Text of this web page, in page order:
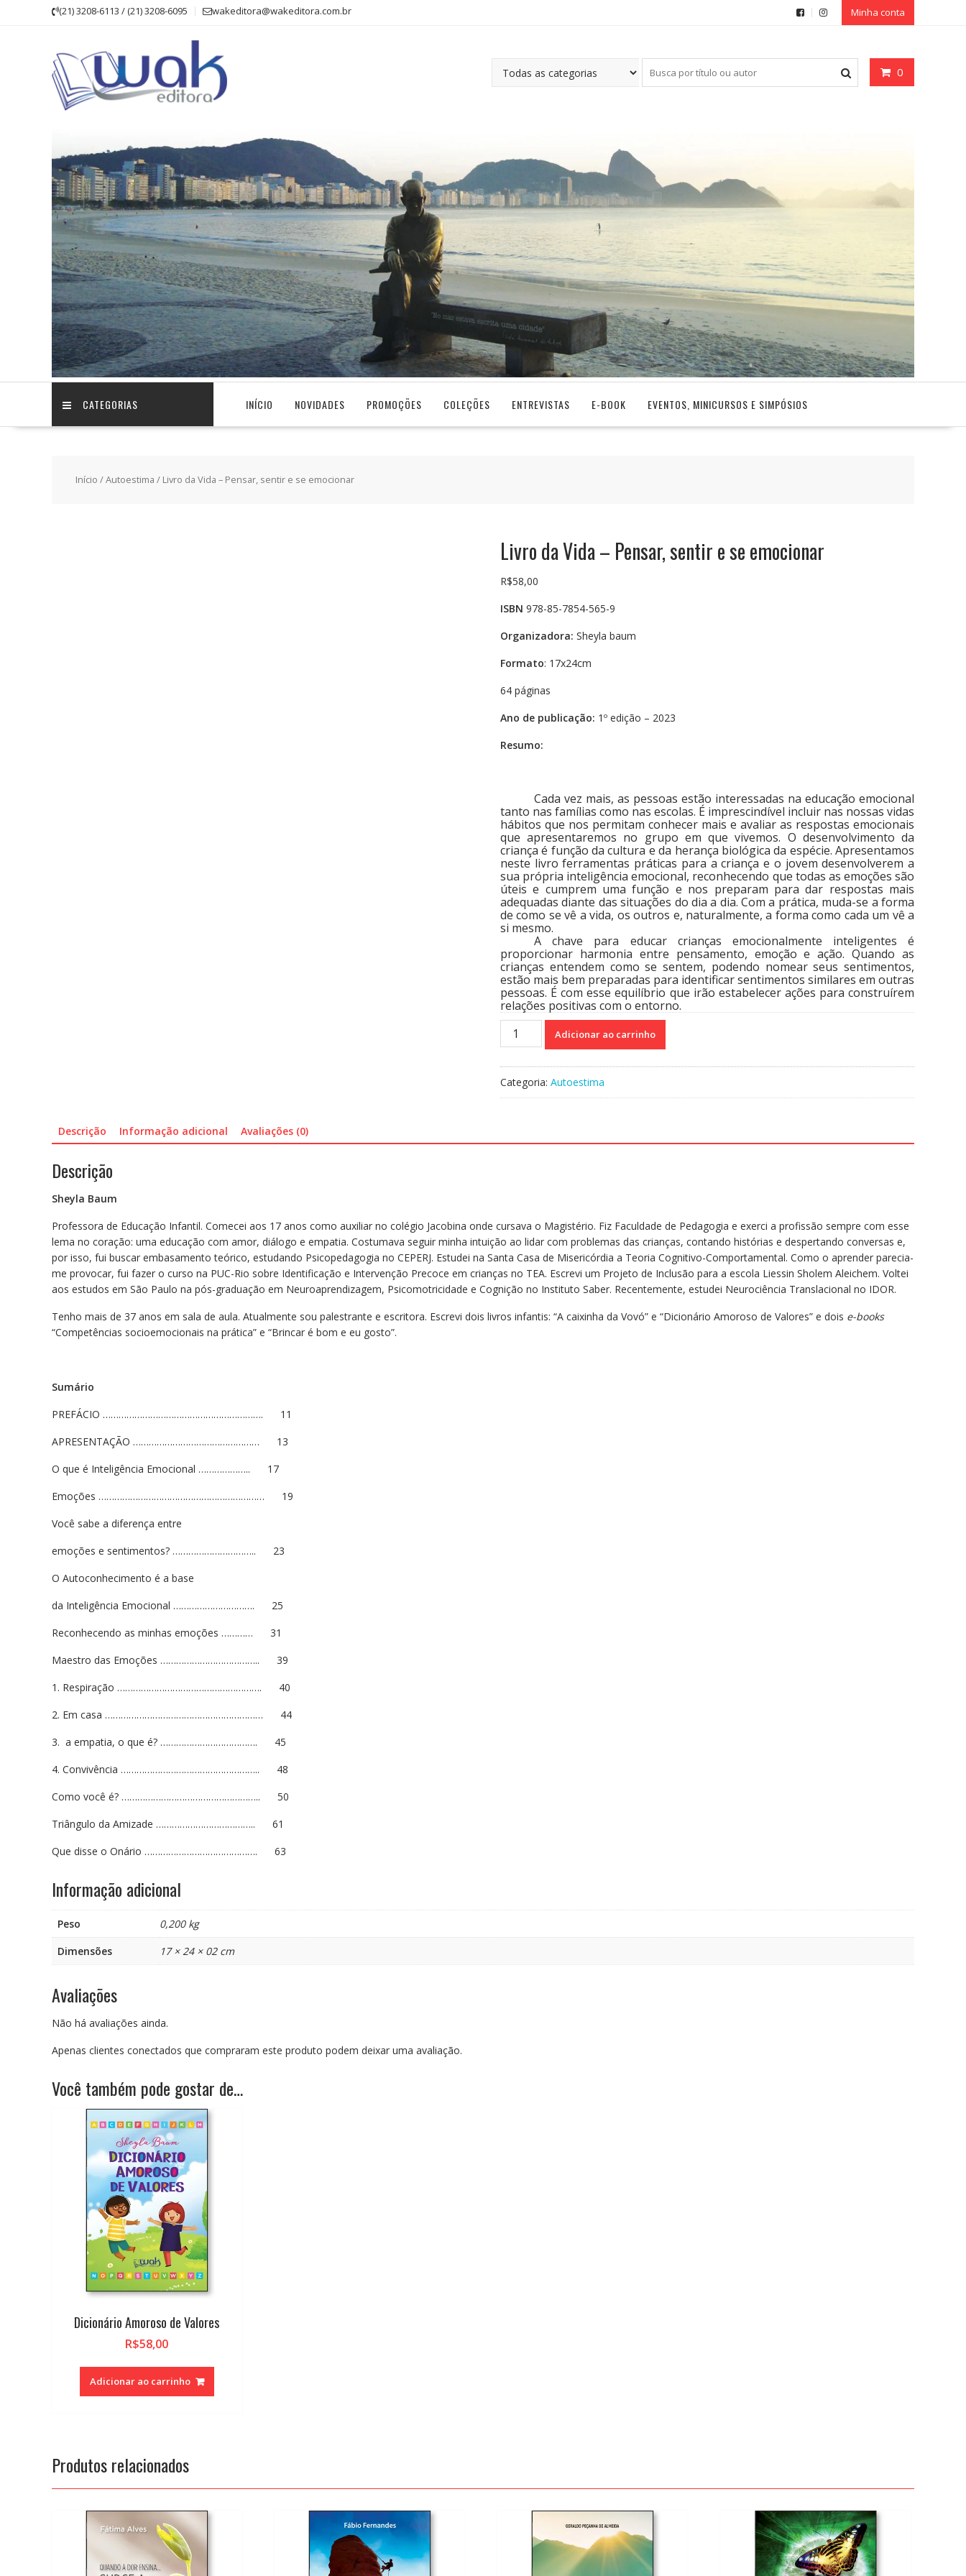
(21) 3208-6113 / (21) 3208-6095 wakeditora@wakeditora.com.br Minha conta
0
CATEGORIAS INÍCIO NOVIDADES PROMOÇÕES COLEÇÕES ENTREVISTAS E-BOOK EVENTOS, MINICURSOS E SIMPÓSIOS
Início /Autoestima / Livro da Vida – Pensar, sentir e se emocionar
Livro da Vida – Pensar, sentir e se emocionar
R$58,00
ISBN 978-85-7854-565-9
Organizadora: Sheyla baum
Formato: 17x24cm
64 páginas
Ano de publicação: 1º edição – 2023
Resumo:
Cada vez mais, as pessoas estão interessadas na educação emocional
tanto nas famílias como nas escolas. É imprescindível incluir nas nossas vidas
hábitos que nos permitam conhecer mais e avaliar as respostas emocionais
que apresentaremos no grupo em que vivemos. O desenvolvimento da
criança é função da cultura e da herança biológica da espécie. Apresentamos
neste livro ferramentas práticas para a criança e o jovem desenvolverem a
sua própria inteligência emocional, reconhecendo que todas as emoções são
úteis e cumprem uma função e nos preparam para dar respostas mais
adequadas diante das situações do dia a dia. Com a prática, muda-se a forma
de como se vê a vida, os outros e, naturalmente, a forma como cada um vê a
si mesmo.
A chave para educar crianças emocionalmente inteligentes é
proporcionar harmonia entre pensamento, emoção e ação. Quando as
crianças entendem como se sentem, podendo nomear seus sentimentos,
estão mais bem preparadas para identificar sentimentos similares em outras
pessoas. É com esse equilíbrio que irão estabelecer ações para construírem
relações positivas com o entorno.
Livro
Pensar,
Adicionar ao carrinho
Categoria: Autoestima
Descrição Informação adicional Avaliações (0)
Descrição
Sheyla Baum
Professora de Educação Infantil. Comecei aos 17 anos como auxiliar no colégio Jacobina onde cursava o Magistério. Fiz Faculdade de Pedagogia e exerci a profissão sempre com esse
lema no coração: uma educação com amor, diálogo e empatia. Costumava seguir minha intuição ao lidar com problemas das crianças, contando histórias e despertando conversas e,
por isso, fui buscar embasamento teórico, estudando Psicopedagogia no CEPERJ. Estudei na Santa Casa de Misericórdia a Teoria Cognitivo-Comportamental. Como o aprender parecia-
me provocar, fui fazer o curso na PUC-Rio sobre Identificação e Intervenção Precoce em crianças no TEA. Escrevi um Projeto de Inclusão para a escola Liessin Sholem Aleichem. Voltei
aos estudos em São Paulo na pós-graduação em Neuroaprendizagem, Psicomotricidade e Cognição no Instituto Saber. Recentemente, estudei Neurociência Translacional no IDOR.
Tenho mais de 37 anos em sala de aula. Atualmente sou palestrante e escritora. Escrevi dois livros infantis: “A caixinha da Vovó” e “Dicionário Amoroso de Valores” e dois e-books
“Competências socioemocionais na prática” e “Brincar é bom e eu gosto”.
Sumário
PREFÁCIO ……………………………………………………. 11
APRESENTAÇÃO ………………………………………… 13
O que é Inteligência Emocional ……………….. 17
Emoções ……………………………………………………… 19
Você sabe a diferença entre
emoções e sentimentos? ………………………….. 23
O Autoconhecimento é a base
da Inteligência Emocional …………………………. 25
Reconhecendo as minhas emoções ………… 31
Maestro das Emoções ……………………………….. 39
1. Respiração ………………………………………………. 40
2. Em casa …………………………………………………… 44
3. a empatia, o que é? ………………………………. 45
4. Convivência …………………………………………….. 48
Como você é? …………………………………………….. 50
Triângulo da Amizade ……………………………….. 61
Que disse o Onário ……………………………………. 63
Informação adicional
Peso
0,200 kg
Dimensões
17 × 24 × 02 cm
Avaliações
Não há avaliações ainda.
Apenas clientes conectados que compraram este produto podem deixar uma avaliação.
Você também pode gostar de…
Dicionário Amoroso de Valores
R$58,00
Adicionar ao carrinho
Produtos relacionados